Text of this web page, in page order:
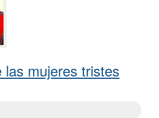
las mujeres tristes